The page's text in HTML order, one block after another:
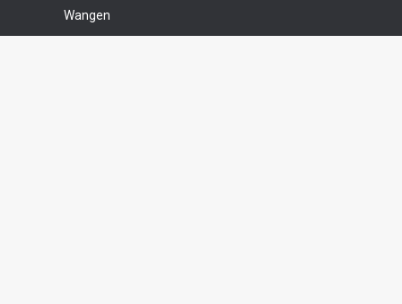
Wangen